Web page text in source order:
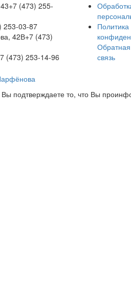
+7 (473) 255-
253-03-87
42В+7 (473)
(473) 253-14-96
Политика
Обратная
связь
подтверждаете то, что Вы